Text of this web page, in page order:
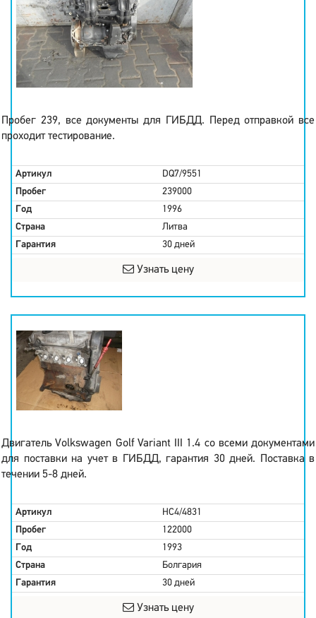
Пробег 239, все документы для ГИБДД. Перед отправкой все
проходит тестирование.
Артикул
DQ7/9551
Пробег
239000
Год
1996
Страна
Литва
Гарантия
30 дней
Узнать цену
Двигатель Volkswagen Golf Variant III 1.4 со всеми документами
для поставки на учет в ГИБДД, гарантия 30 дней. Поставка в
течении 5-8 дней.
Артикул
HC4/4831
Пробег
122000
Год
1993
Страна
Болгария
Гарантия
30 дней
Узнать цену